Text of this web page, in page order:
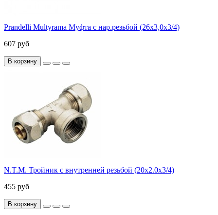
Prandelli Multyrama Муфта с нар.резьбой (26х3,0х3/4)
607 руб
В корзину
N.T.M. Тройник с внутренней резьбой (20х2.0х3/4)
455 руб
В корзину